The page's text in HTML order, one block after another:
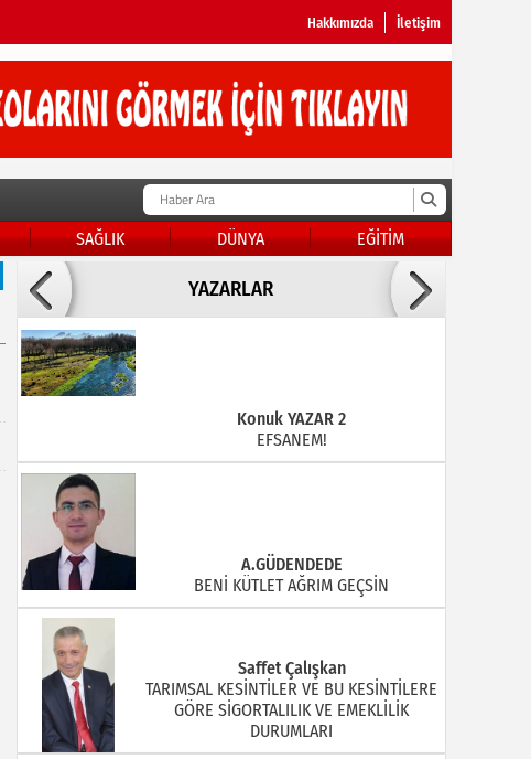
Hakkımızda İletişim
SAĞLIK DÜNYA EĞİTİM
YAZARLAR
KADER DİYEMEZSİN SEN KENDİN ETTİN
Konuk YAZAR 2
EFSANEM!
A.GÜDENDEDE
BENİ KÜTLET AĞRIM GEÇSİN
Saffet Çalışkan
TARIMSAL KESİNTİLER VE BU KESİNTİLERE
GÖRE SİGORTALILIK VE EMEKLİLİK
DURUMLARI